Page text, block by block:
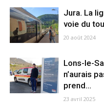
Jura. La
voie du
20 août 2024
Lons-le-
n’aurais
prend...
23 avril 2025